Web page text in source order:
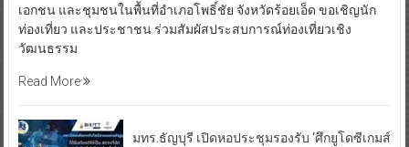
เอกชน และชุมชนในพื้นที่อำเภอโพธิ์ชัย จังหวัดร้อยเอ็ด ขอเชิญนัก
ท่องเที่ยว และประชาชน ร่วมสัมผัสประสบการณ์ท่องเที่ยวเชิง
วัฒนธรรม
Read More
มทร.ธัญบุรี เปิดหอประชุมรองรับ ‘ศึกยูโดซีเกมส์